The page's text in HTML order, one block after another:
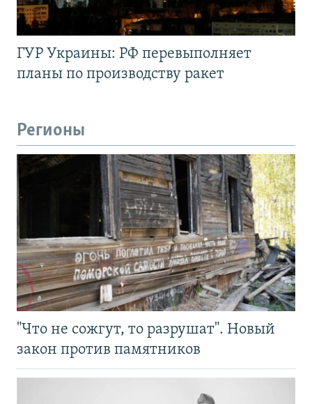
ГУР Украины: РФ перевыполняет
планы по производству ракет
Регионы
"Что не сожгут, то разрушат". Новый
закон против памятников